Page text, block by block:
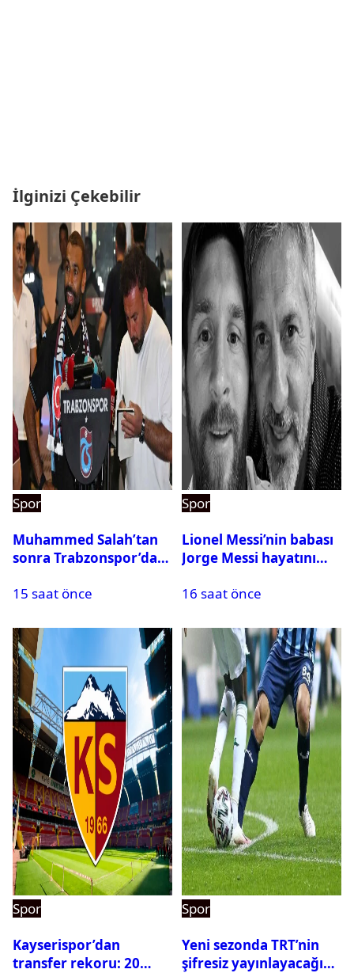
İlginizi Çekebilir
Spor
Muhammed Salah’tan
sonra Trabzonspor’dan
15 saat önce
Spor
Lionel Messi’nin babası
Jorge Messi hayatını
16 saat önce
Spor
Kayserispor’dan
transfer rekoru: 20
Spor
Yeni sezonda TRT’nin
şifresiz yayınlayacağı